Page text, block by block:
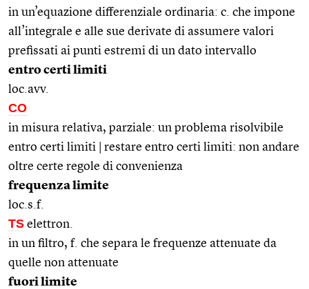
in un’equazione differenziale ordinaria: c. che impone
all’integrale e alle sue derivate di assumere valori
prefissati ai punti estremi di un dato intervallo
entro certi limiti
loc.avv.
CO
in misura relativa, parziale: un problema risolvibile
entro certi limiti | restare entro certi limiti: non andare
oltre certe regole di convenienza
frequenza limite
loc.s.f.
TS elettron.
in un filtro, f. che separa le frequenze attenuate da
quelle non attenuate
fuori limite